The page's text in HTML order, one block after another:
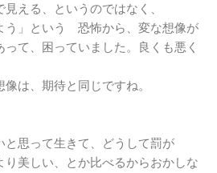
える、というのではなく、
う」という 恐怖から、変な想像が
て、困っていました。良くも悪く
は、期待と同じですね。
と思って生きて、どうして罰が
り美しい、とか比べるからおかしな